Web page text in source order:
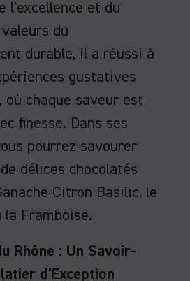
l'excellence et du
du
durable, il a réussi à
gustatives
où chaque saveur est
finesse. Dans ses
pourrez savourer
délices chocolatés
Citron Basilic, le
la Framboise.
Rhône : Un Savoir-
d'Exception